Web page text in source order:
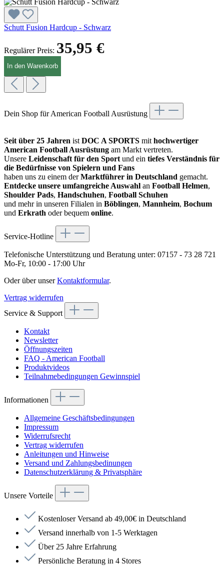
Schutt Fusion Hardcup - Schwarz
Regulärer Preis: 35,95 €
In den Warenkorb
Dein Shop für American Football Ausrüstung
Seit über 25 Jahren ist DOC A SPORTS mit hochwertiger
American Football Ausrüstung am Markt vertreten.
Unsere Leidenschaft für den Sport und ein tiefes Verständnis für
die Bedürfnisse von Spielern und Fans
haben uns zu einem derMarktführer in Deutschland gemacht.
Entdecke unsere umfangreiche Auswahl an Football Helmen,
Shoulder Pads, Handschuhen, Football Schuhen
und mehr in unseren Filialen in Böblingen, Mannheim, Bochum
und Erkrath oder bequem online.
Service-Hotline
Telefonische Unterstützung und Beratung unter: 07157 - 73 28 721
Mo-Fr, 10:00 - 17:00 Uhr
Oder über unserKontaktformular.
Vertrag widerrufen
Service & Support
Kontakt
Newsletter
Öffnungszeiten
FAQ - American Football
Produktvideos
Teilnahmebedingungen Gewinnspiel
Informationen
Allgemeine Geschäftsbedingungen
Impressum
Widerrufsrecht
Vertrag widerrufen
Anleitungen und Hinweise
Versand und Zahlungsbedinungen
Datenschutzerklärung & Privatsphäre
Unsere Vorteile
Kostenloser Versand ab 49,00€ in Deutschland
Versand innerhalb von 1-5 Werktagen
Über 25 Jahre Erfahrung
Persönliche Beratung in 4 Stores